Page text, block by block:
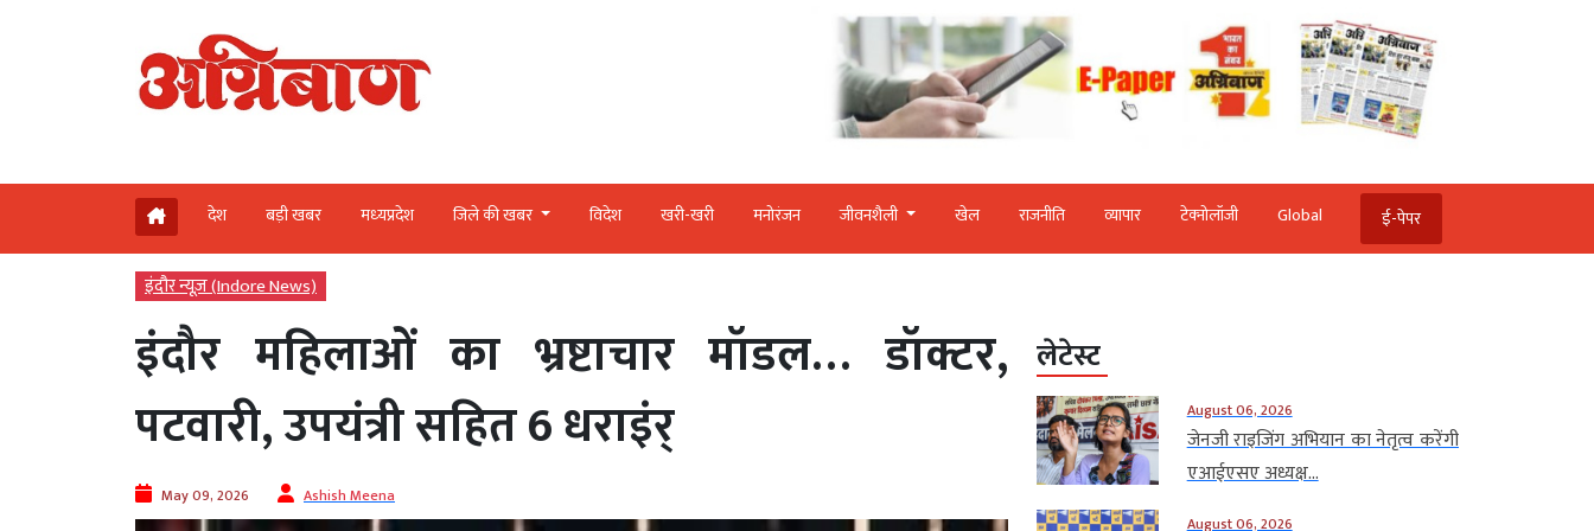
देश बड़ी खबर मध्‍यप्रदेश जिले की खबर विदेश खरी-खरी मनोरंजन जीवनशैली खेल राजनीति व्‍यापार टेक्‍नोलॉजी Global ई-पेपर
इंदौर न्यूज़ (Indore News)
इंदौर महिलाओं का भ्रष्टाचार मॉडल… डॉक्टर,
पटवारी, उपयंत्री सहित 6 धराइंर्
May 09, 2026 Ashish Meena
लेटेस्ट
August 06, 2026
जेनजी राइजिंग अभियान का नेतृत्व करेंगी
एआईएसए अध्यक्ष...
August 06, 2026